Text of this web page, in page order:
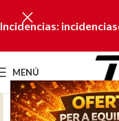
Incidencias:
MENÚ